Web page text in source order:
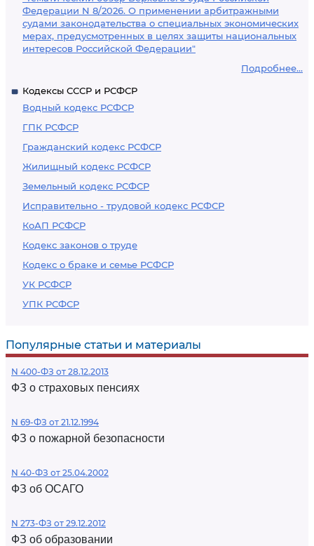
Федерации N 8/2026. О применении арбитражными
судами законодательства о специальных экономических
мерах, предусмотренных в целях защиты национальных
интересов Российской Федерации"
Подробнее...
Кодексы СССР и РСФСР
Водный кодекс РСФСР
ГПК РСФСР
Гражданский кодекс РСФСР
Жилищный кодекс РСФСР
Земельный кодекс РСФСР
Исправительно - трудовой кодекс РСФСР
КоАП РСФСР
Кодекс законов о труде
Кодекс о браке и семье РСФСР
УК РСФСР
УПК РСФСР
Популярные статьи и материалы
N 400-ФЗ от 28.12.2013
ФЗ о страховых пенсиях
N 69-ФЗ от 21.12.1994
ФЗ о пожарной безопасности
N 40-ФЗ от 25.04.2002
ФЗ об ОСАГО
N 273-ФЗ от 29.12.2012
ФЗ об образовании